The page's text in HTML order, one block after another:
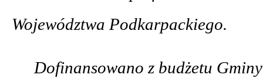
Województwa Podkarpackiego.
Dofinansowano z budżetu